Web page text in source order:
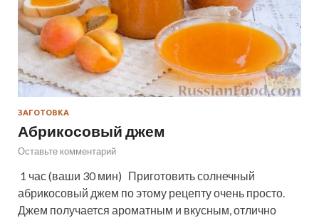
ЗАГОТОВКА
Абрикосовый джем
Оставьте комментарий
1 час (ваши 30 мин) Приготовить солнечный
абрикосовый джем по этому рецепту очень просто.
Джем получается ароматным и вкусным, отлично